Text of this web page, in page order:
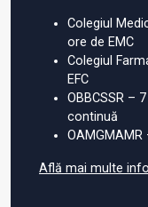
Colegiul
ore de EMC
Colegiul
EFC
OBBCSSR –
continuă
OAMGMAMR
Află mai multe